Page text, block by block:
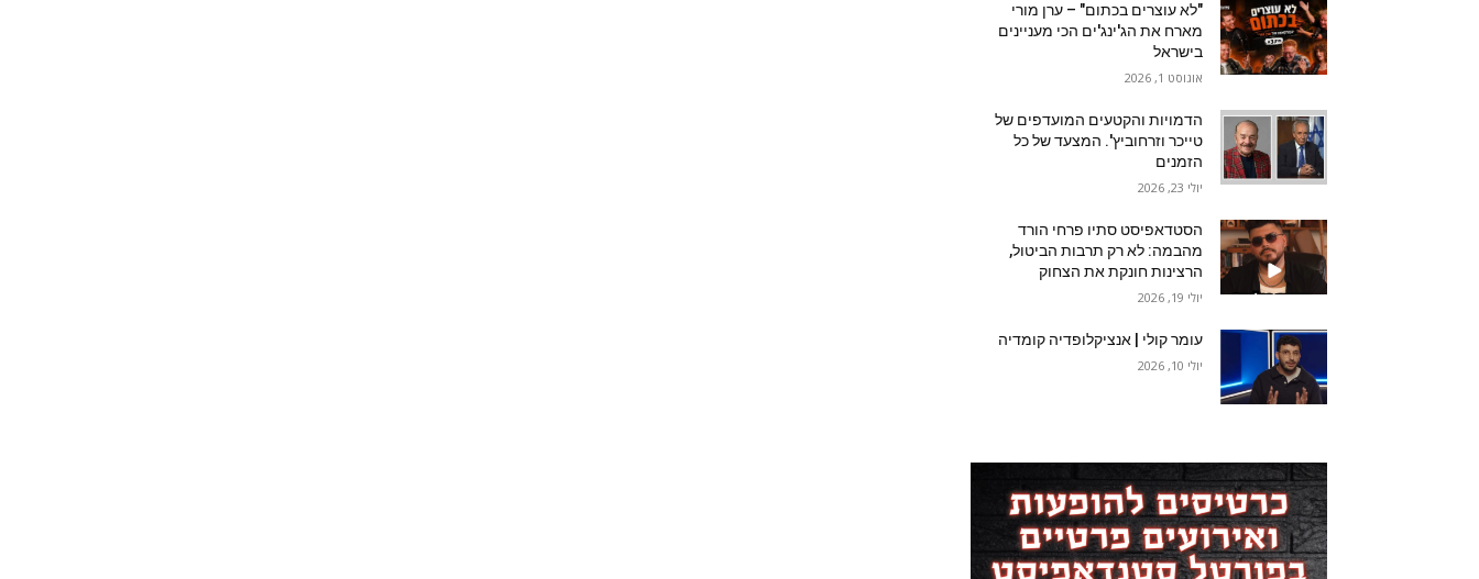
"לא עוצרים בכתום" – ערן מורי
מארח את הג'ינג'ים הכי מעניינים
בישראל
אוגוסט 1, 2026
הדמויות והקטעים המועדפים של
טייכר וזרחוביץ'. המצעד של כל
הזמנים
יולי 23, 2026
הסטדאפיסט סתיו פרחי הורד
מהבמה: לא רק תרבות הביטול,
הרצינות חונקת את הצחוק
יולי 19, 2026
עומר קולי | אנציקלופדיה קומדיה
יולי 10, 2026